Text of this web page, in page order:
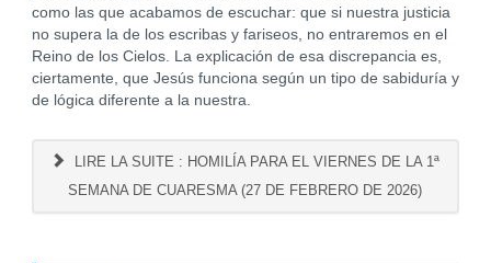
como las que acabamos de escuchar: que si nuestra justicia
no supera la de los escribas y fariseos, no entraremos en el
Reino de los Cielos. La explicación de esa discrepancia es,
ciertamente, que Jesús funciona según un tipo de sabiduría y
de lógica diferente a la nuestra.
LIRE LA SUITE : HOMILÍA PARA EL VIERNES DE LA 1ª
SEMANA DE CUARESMA (27 DE FEBRERO DE 2026)